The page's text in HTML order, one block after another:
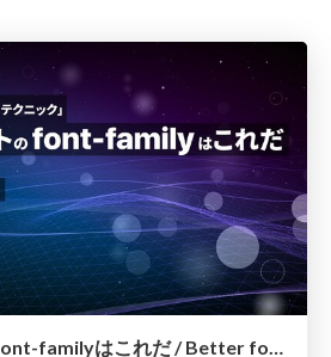
令和元年ベストのfont-familyはこれだ / Better font-family 2019 in Japanese